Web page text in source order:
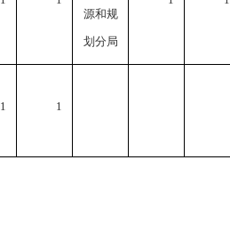
源和规
划分 局
1 1